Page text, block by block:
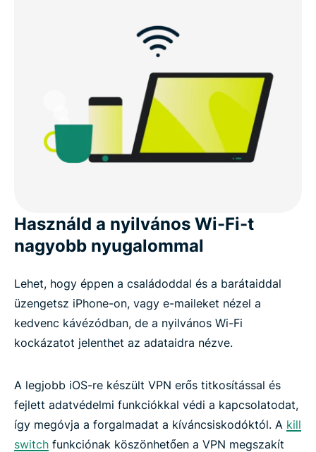
Próbáld ki az ExpressVPN-t kockázatmentesen
Használd a nyilvános Wi-Fi-t
nagyobb nyugalommal
Lehet, hogy éppen a családoddal és a barátaiddal
üzengetsz iPhone-on, vagy e-maileket nézel a
kedvenc kávézódban, de a nyilvános Wi-Fi
kockázatot jelenthet az adataidra nézve.
A legjobb iOS-re készült VPN erős titkosítással és
fejlett adatvédelmi funkciókkal védi a kapcsolatodat,
így megóvja a forgalmadat a kíváncsiskodóktól. A kill
switch funkciónak köszönhetően a VPN megszakít